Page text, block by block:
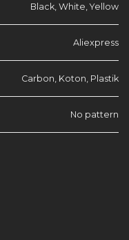
Black, White, Yellow
Aliexpress
Carbon, Koton, Plastik
No pattern